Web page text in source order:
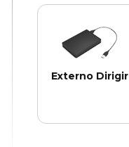
Externo Dirigir